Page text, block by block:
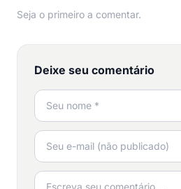
Seja o primeiro a comentar.
Deixe seu comentário